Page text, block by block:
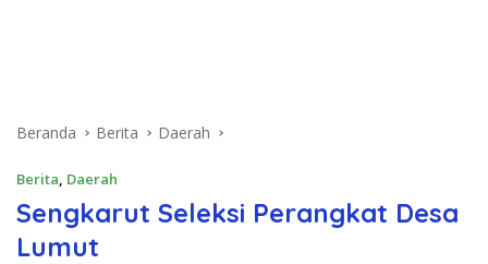
Beranda Berita Daerah
Berita, Daerah
Sengkarut Seleksi Perangkat Desa
Lumut